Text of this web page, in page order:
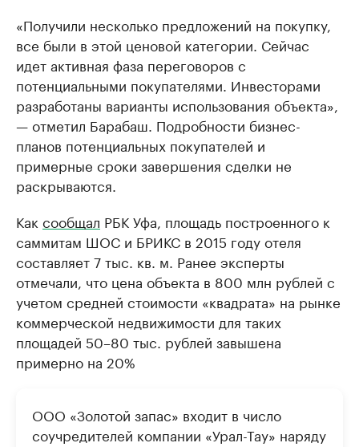
«Получили несколько предложений на покупку,
все были в этой ценовой категории. Сейчас
идет активная фаза переговоров с
потенциальными покупателями. Инвесторами
разработаны варианты использования объекта»,
— отметил Барабаш. Подробности бизнес-
планов потенциальных покупателей и
примерные сроки завершения сделки не
раскрываются.
Как сообщал РБК Уфа, площадь построенного к
саммитам ШОС и БРИКС в 2015 году отеля
составляет 7 тыс. кв. м. Ранее эксперты
отмечали, что цена объекта в 800 млн рублей с
учетом средней стоимости «квадрата» на рынке
коммерческой недвижимости для таких
площадей 50–80 тыс. рублей завышена
примерно на 20%
ООО «Золотой запас» входит в число
соучредителей компании «Урал-Тау» наряду